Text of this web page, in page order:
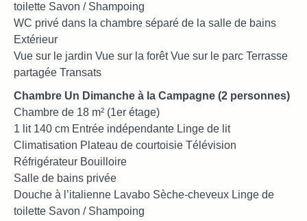
toilette Savon / Shampoing
WC privé dans la chambre séparé de la salle de bains
Extérieur
Vue sur le jardin Vue sur la forêt Vue sur le parc Terrasse
partagée Transats
Chambre Un Dimanche à la Campagne (2 personnes)
Chambre de 18 m² (1er étage)
1 lit 140 cm Entrée indépendante Linge de lit
Climatisation Plateau de courtoisie Télévision
Réfrigérateur Bouilloire
Salle de bains privée
Douche à l’italienne Lavabo Sèche-cheveux Linge de
toilette Savon / Shampoing